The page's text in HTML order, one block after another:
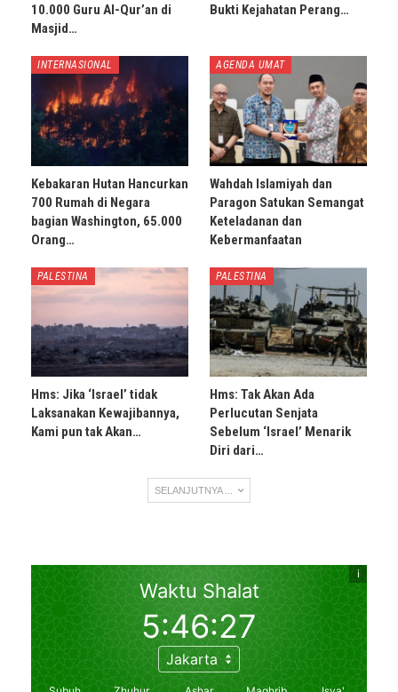
10.000 Guru Al-Qur’an di
Masjid…
Bukti Kejahatan Perang…
INTERNASIONAL
Kebakaran Hutan Hancurkan
700 Rumah di Negara
bagian Washington, 65.000
Orang…
AGENDA UMAT
Wahdah Islamiyah dan
Paragon Satukan Semangat
Keteladanan dan
Kebermanfaatan
PALESTINA
Hms: Jika ‘Israel’ tidak
Laksanakan Kewajibannya,
Kami pun tak Akan…
PALESTINA
Hms: Tak Akan Ada
Perlucutan Senjata
Sebelum ‘Israel’ Menarik
Diri dari…
SELANJUTNYA ...